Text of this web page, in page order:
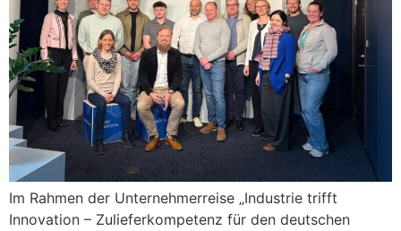
Im Rahmen der Unternehmerreise „Industrie trifft
Innovation – Zulieferkompetenz für den deutschen